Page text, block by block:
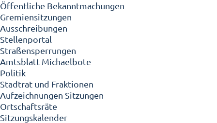
Öffentliche Bekanntmachungen
Gremiensitzungen
Ausschreibungen
Stellenportal
Straßensperrungen
Amtsblatt Michaelbote
Politik
Stadtrat und Fraktionen
Aufzeichnungen Sitzungen
Ortschaftsräte
Sitzungskalender